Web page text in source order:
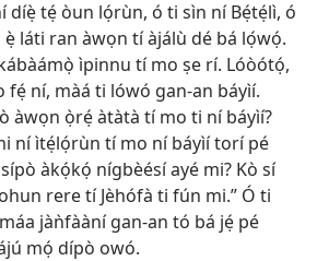
díẹ̀ tẹ́ òun lọ́rùn, ó ti sìn ní Bẹ́tẹ́lì, ó
láti ran àwọn tí àjálù dé bá lọ́wọ́.
ìpinnu tí mo ṣe rí. Lóòótọ́,
fẹ́ ní, màá ti lówó gan-an báyìí.
àwọn ọ̀rẹ́ àtàtà tí mo ti ní báyìí?
ní ìtẹ́lọ́rùn tí mo ní báyìí torí pé
àkọ́kọ́ nígbèésí ayé mi? Kò sí
rere tí Jèhófà ti fún mi.” Ó ti
jàǹfààní gan-an tó bá jẹ́ pé
mọ́ dípò owó.